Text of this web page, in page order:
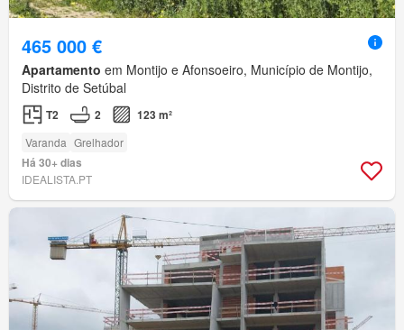
465 000 €
Apartamento em Montijo e Afonsoeiro, Município de Montijo,
Distrito de Setúbal
T2 2 123 m²
Varanda Grelhador
Há 30+ dias
IDEALISTA.PT